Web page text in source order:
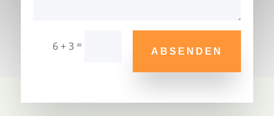
6 + 3 = ABSENDEN